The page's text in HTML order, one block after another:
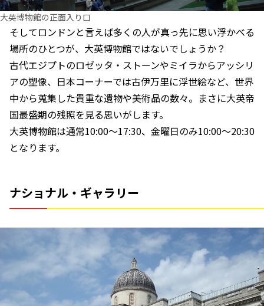
大英博物館の正面入り口
そしてロンドンと言えば多くの人が真っ先に思い浮かべる
場所のひとつが、大英博物館ではないでしょうか？
古代エジプトのロゼッタ・ストーンやミイラからアッシリ
アの塑像、日本コーナーでは古伊万里に浮世絵など、世界
中から蒐集した貴重な遺物や美術品の数々。まさに大英帝
国最盛期の残照を見る思いがします。
大英博物館は通常10:00～17:30、金曜日のみ10:00～20:30
となります。
ナショナル・ギャラリー